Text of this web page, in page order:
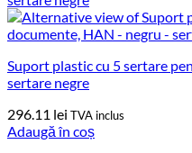
Suport plastic cu 5 sertare
sertare negre
296.11 lei TVA inclus
Adaugă în coș